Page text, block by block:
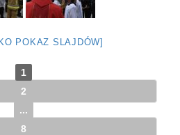
POKAZ SLAJDÓW]
1
2
...
8